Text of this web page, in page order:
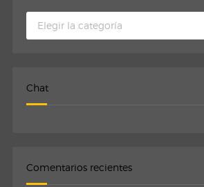
Categorias
Chat
Comentarios recientes